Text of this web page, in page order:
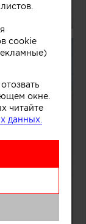
cookie
окне.
читайте
данных.